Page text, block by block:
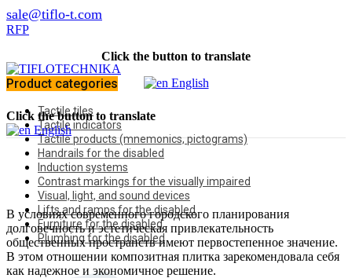
sale@tiflo-t.com
RFP
Click the button to translate
English
Product categories
Tactile tiles
Tactile indicators
Tactile products (mnemonics, pictograms)
Handrails for the disabled
Induction systems
Contrast markings for the visually impaired
Visual, light, and sound devices
Lifts and ramps for the disabled
Furniture for the disabled
Plumbing for the disabled
Click the button to translate
English
В условиях современного городского планирования
долговечность и эстетическая привлекательность
общественных пространств имеют первостепенное значение.
В этом отношении композитная плитка зарекомендовала себя
как надежное и экономичное решение.